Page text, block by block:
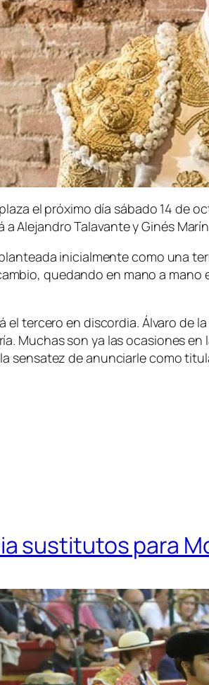
el próximo día sábado 14 de
a Alejandro Talavante y Ginés
inicialmente como una
quedando en mano a
el tercero en discordia. Álvaro de
Muchas son ya las ocasiones
sensatez de anunciarle como
sustitutos para